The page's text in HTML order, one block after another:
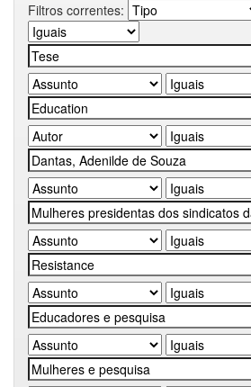
Filtros correntes: